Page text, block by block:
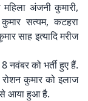
अंजनी कुमारी,
कुमार सत्यम, कटहरा
साह इत्यादि मरीज
नवंबर को भर्ती हुए हैं.
कुमार को इलाज
से आया हुआ है.